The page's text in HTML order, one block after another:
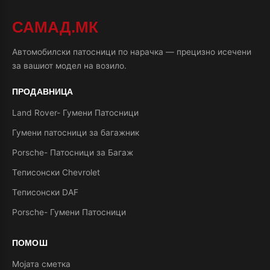
САМАД.МК
Автомобилски патосници по нарачка — прецизно исечени
за вашиот модел на возило.
ПРОДАВНИЦА
Land Rover- Гумени Патосници
Гумени патосници за багажник
Porsche- Патосници за Багаж
Теписонски Chevrolet
Теписонски DAF
Porsche- Гумени Патосници
ПОМОШ
Мојата сметка